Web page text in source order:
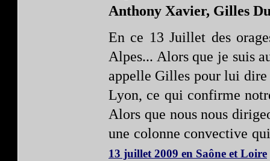
Anthony Xavier, Gilles
En ce 13 Juillet des
Alpes... Alors que je suis
appelle Gilles pour lui dire
Lyon, ce qui confirme
Alors que nous nous
une colonne convective
13 juillet 2009 en Saône et Loire